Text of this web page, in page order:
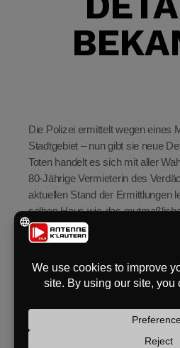
Die Polizei ermittelt wegen eines
Stadtgebiet – nun gibt sie neue
Toten handelt es sich mit aller
80-Jährige Vermieterin des
aktuellen Stand der Ermittlungen
selben Haus wie das
Freitagmittag gingen bei der
weil Anwohner Rauch aus dem
informierte die Polizei telefonisch
getötet zu haben. Als die
trafen sie den Mann im Haus an
Beamten anzugreifen, setzten sie
Distanzelektroimpulsgerät ein. Im